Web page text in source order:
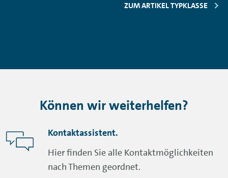
ZUM ARTIKEL TYPKLASSE
Können wir weiterhelfen?
Kontaktassistent.
Hier finden Sie alle Kontaktmöglichkeiten
nach Themen geordnet.